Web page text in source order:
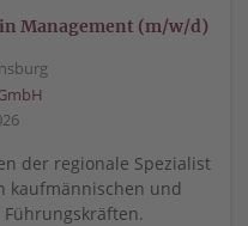
Management (m/w/d)
der regionale Spezialist
kaufmännischen und